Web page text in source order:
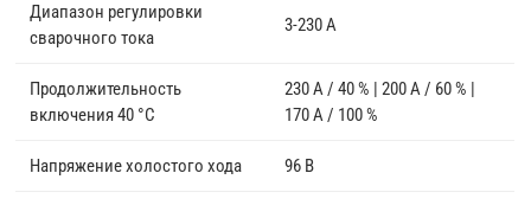
Диапазон регулировки
сварочного тока
3-230 А
Продолжительность
включения 40 °C
230 А / 40 % | 200 А / 60 % |
170 А / 100 %
Напряжение холостого хода 96 В